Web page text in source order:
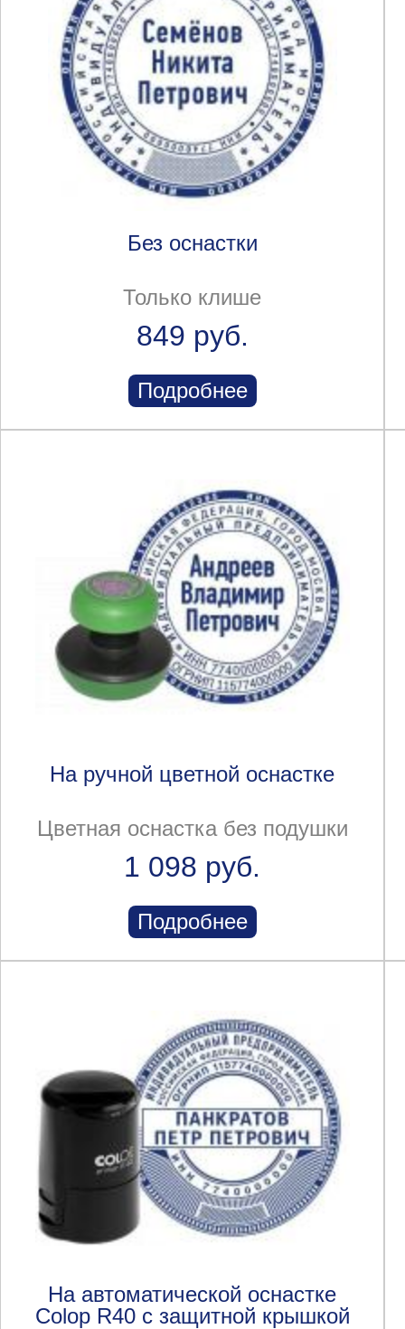
Без оснастки
Только клише
849 руб.
Подробнее
На ручной цветной оснастке
Цветная оснастка без подушки
1 098 руб.
Подробнее
На автоматической оснастке
Colop R40 с защитной крышкой